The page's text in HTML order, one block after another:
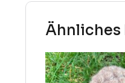
Ähnliches